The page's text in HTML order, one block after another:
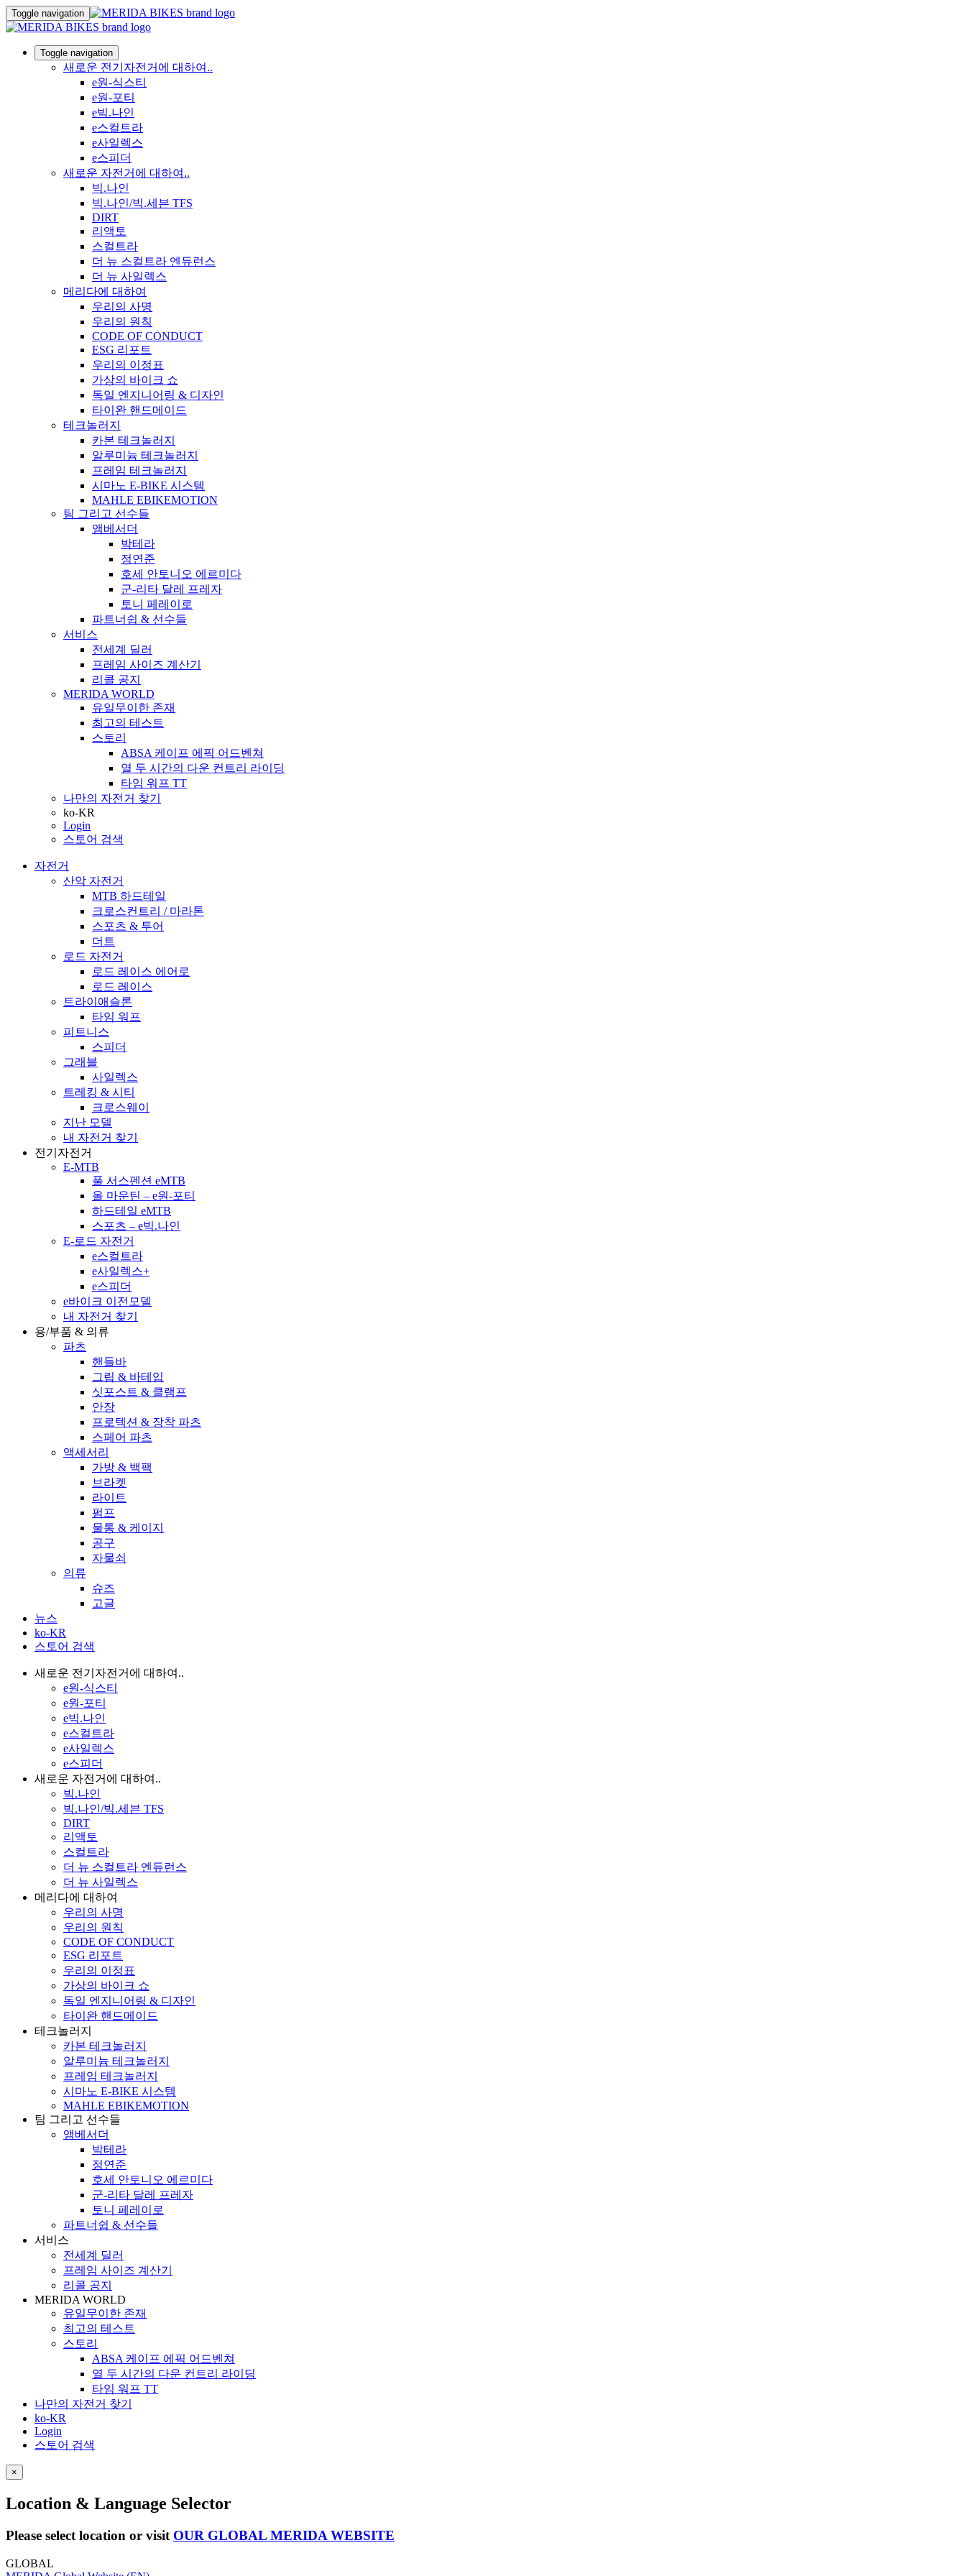
Toggle navigation
Toggle navigation
새로운 전기자전거에 대하여..
e원-식스티
e원-포티
e빅.나인
e스컬트라
e사일렉스
e스피더
새로운 자전거에 대하여..
빅.나인
빅.나인/빅.세븐 TFS
DIRT
리액토
스컬트라
더 뉴 스컬트라 엔듀런스
더 뉴 사일렉스
메리다에 대하여
우리의 사명
우리의 원칙
CODE OF CONDUCT
ESG 리포트
우리의 이정표
가상의 바이크 쇼
독일 엔지니어링 & 디자인
타이완 핸드메이드
테크놀러지
카본 테크놀러지
알루미늄 테크놀러지
프레임 테크놀러지
시마노 E-BIKE 시스템
MAHLE EBIKEMOTION
팀 그리고 선수들
앰베서더
박테라
정연준
호세 안토니오 에르미다
군-리타 달레 프레자
토니 페레이로
파트너쉽 & 선수들
서비스
전세계 딜러
프레임 사이즈 계산기
리콜 공지
MERIDA WORLD
유일무이한 존재
최고의 테스트
스토리
ABSA 케이프 에픽 어드벤쳐
열 두 시간의 다운 컨트리 라이딩
타임 워프 TT
나만의 자전거 찾기
ko-KR
Login
스토어 검색
자전거
산악 자전거
MTB 하드테일
크로스컨트리 / 마라톤
스포츠 & 투어
더트
로드 자전거
로드 레이스 에어로
로드 레이스
트라이애슬론
타임 워프
피트니스
스피더
그래블
사일렉스
트레킹 & 시티
크로스웨이
지난 모델
내 자전거 찾기
전기자전거
E-MTB
풀 서스펜션 eMTB
올 마운틴 – e원-포티
하드테일 eMTB
스포츠 – e빅.나인
E-로드 자전거
e스컬트라
e사일렉스+
e스피더
e바이크 이전모델
내 자전거 찾기
용/부품 & 의류
파츠
핸들바
그립 & 바테입
싯포스트 & 클램프
안장
프로텍션 & 장착 파츠
스페어 파츠
액세서리
가방 & 백팩
브라켓
라이트
펌프
물통 & 케이지
공구
자물쇠
의류
슈즈
고글
뉴스
ko-KR
스토어 검색
새로운 전기자전거에 대하여..
e원-식스티
e원-포티
e빅.나인
e스컬트라
e사일렉스
e스피더
새로운 자전거에 대하여..
빅.나인
빅.나인/빅.세븐 TFS
DIRT
리액토
스컬트라
더 뉴 스컬트라 엔듀런스
더 뉴 사일렉스
메리다에 대하여
우리의 사명
우리의 원칙
CODE OF CONDUCT
ESG 리포트
우리의 이정표
가상의 바이크 쇼
독일 엔지니어링 & 디자인
타이완 핸드메이드
테크놀러지
카본 테크놀러지
알루미늄 테크놀러지
프레임 테크놀러지
시마노 E-BIKE 시스템
MAHLE EBIKEMOTION
팀 그리고 선수들
앰베서더
박테라
정연준
호세 안토니오 에르미다
군-리타 달레 프레자
토니 페레이로
파트너쉽 & 선수들
서비스
전세계 딜러
프레임 사이즈 계산기
리콜 공지
MERIDA WORLD
유일무이한 존재
최고의 테스트
스토리
ABSA 케이프 에픽 어드벤쳐
열 두 시간의 다운 컨트리 라이딩
타임 워프 TT
나만의 자전거 찾기
ko-KR
Login
스토어 검색
×
Location & Language Selector
Please select location or visit OUR GLOBAL MERIDA WEBSITE
GLOBAL